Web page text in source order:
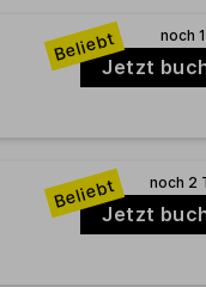
Jetzt
Jetzt